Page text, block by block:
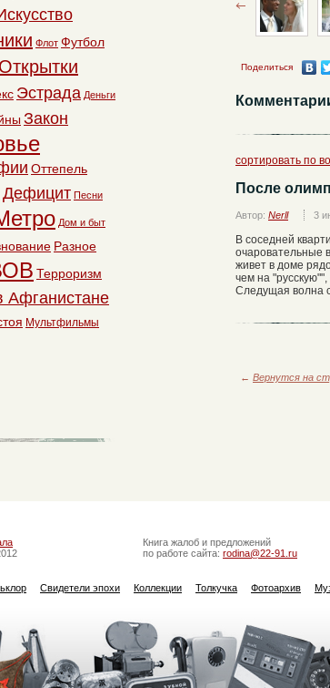
Поделиться
сортировать по
После
Автор: Nerll 3
В соседней
очаровательные
живет в доме
чем на
Следущая волна
← Вернутся на
Флот Футбол
Открытки
Эстрада Деньги
Закон
Оттепель
Дефицит Песни
Дом и быт
Разное
Терроризм
Афганистане
Мультфильмы
Книга жалоб и предложений
по работе сайта: rodina@22-91.ru
Свидетели эпохи Коллекции Толкучка Фотоархив